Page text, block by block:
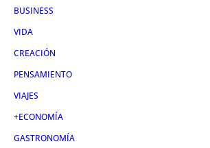
BUSINESS
VIDA
CREACIÓN
PENSAMIENTO
VIAJES
+ECONOMÍA
GASTRONOMÍA